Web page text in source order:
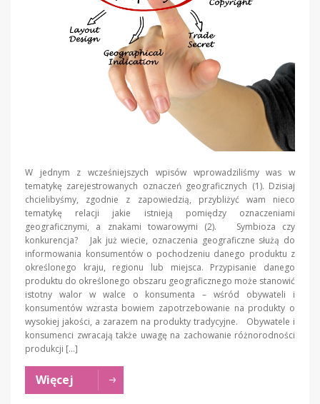
W jednym z wcześniejszych wpisów wprowadziliśmy was w
tematykę zarejestrowanych oznaczeń geograficznych (1). Dzisiaj
chcielibyśmy, zgodnie z zapowiedzią, przybliżyć wam nieco
tematykę relacji jakie istnieją pomiędzy oznaczeniami
geograficznymi, a znakami towarowymi (2). Symbioza czy
konkurencja? Jak już wiecie, oznaczenia geograficzne służą do
informowania konsumentów o pochodzeniu danego produktu z
określonego kraju, regionu lub miejsca. Przypisanie danego
produktu do określonego obszaru geograficznego może stanowić
istotny walor w walce o konsumenta – wśród obywateli i
konsumentów wzrasta bowiem zapotrzebowanie na produkty o
wysokiej jakości, a zarazem na produkty tradycyjne. Obywatele i
konsumenci zwracają także uwagę na zachowanie różnorodności
produkcji […]
Więcej